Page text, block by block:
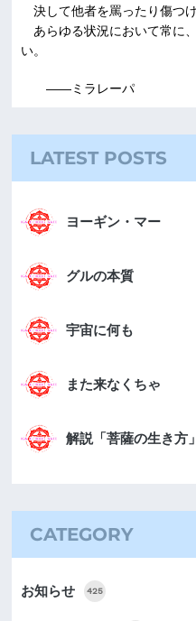
決して他者を罵ったり傷つ
あらゆる状況において常に
い。
――ミラレーパ
LATEST POSTS
ヨーギン・マー
グルの本質
宇宙に何も
また来なくちゃ
解説「菩薩の生き方
CATEGORY
お知らせ 425